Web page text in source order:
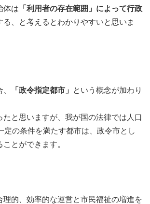
体は 「利用者の存在範囲」によって行政
る、と考えるとわかりやすいと思いま
「政令指定都市」
という概念が加わり
たと思いますが、我が国の法律では人口
定の条件を満たす都市は、政令市とし
とができます。
理的、効率的な運営と市民福祉の増進を